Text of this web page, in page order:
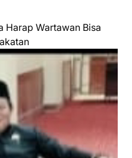
Harap Wartawan Bisa